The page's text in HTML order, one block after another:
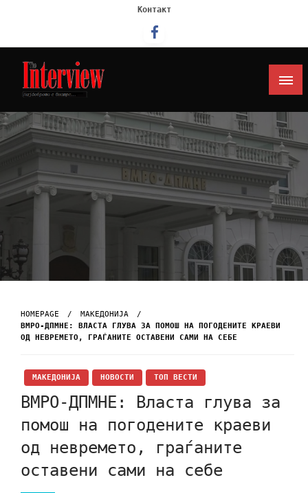
Контакт
Интервју
HOMEPAGE
МАКЕДОНИЈА
ВМРО-ДПМНЕ: ВЛАСТА ГЛУВА ЗА ПОМОШ НА ПОГОДЕНИТЕ КРАЕВИ
ОД НЕВРЕМЕТО, ГРАЃАНИТЕ ОСТАВЕНИ САМИ НА СЕБЕ
МАКЕДОНИЈА НОВОСТИ ТОП ВЕСТИ
ВМРО-ДПМНЕ: Власта глува за
помош на погодените краеви
од невремето, граѓаните
оставени сами на себе